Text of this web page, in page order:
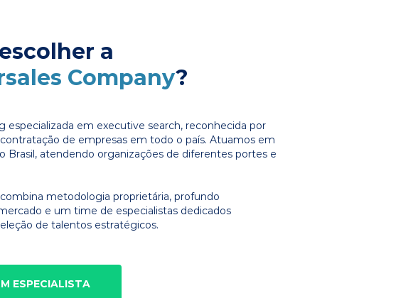
a
Company?
especializada em executive search, reconhecida por
de empresas em todo o país. Atuamos em
Brasil, atendendo organizações de diferentes portes e
metodologia proprietária, profundo
e um time de especialistas dedicados
de talentos estratégicos.
ESPECIALISTA